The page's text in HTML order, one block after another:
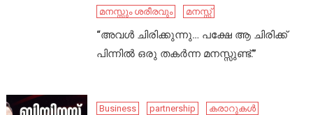
മനസ്സും ശരീരവും
മനസ്സ്
“അവൾ ചിരിക്കുന്നു… പക്ഷേ ആ ചിരിക്ക്
പിന്നിൽ ഒരു തകർന്ന മനസ്സുണ്ട്.”
Business partnership
കരാറുകൾ